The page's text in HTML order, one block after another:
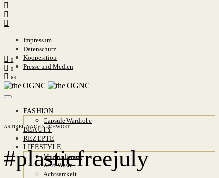
Impressum
Datenschutz
Kooperation
Presse und Medien
0
0
6K
FASHION
Capsule Wardrobe
BEAUTY
REZEPTE
LIFESTYLE
Minimalismus
Zero Waste
Achtsamkeit
ARTIKEL NACH SUCHWORT
#plasticfreejuly